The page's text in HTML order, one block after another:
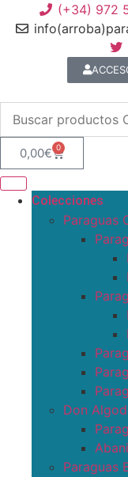
(+34) 972
0,00€ 0
Colecciones
Paraguas
Don
Paraguas